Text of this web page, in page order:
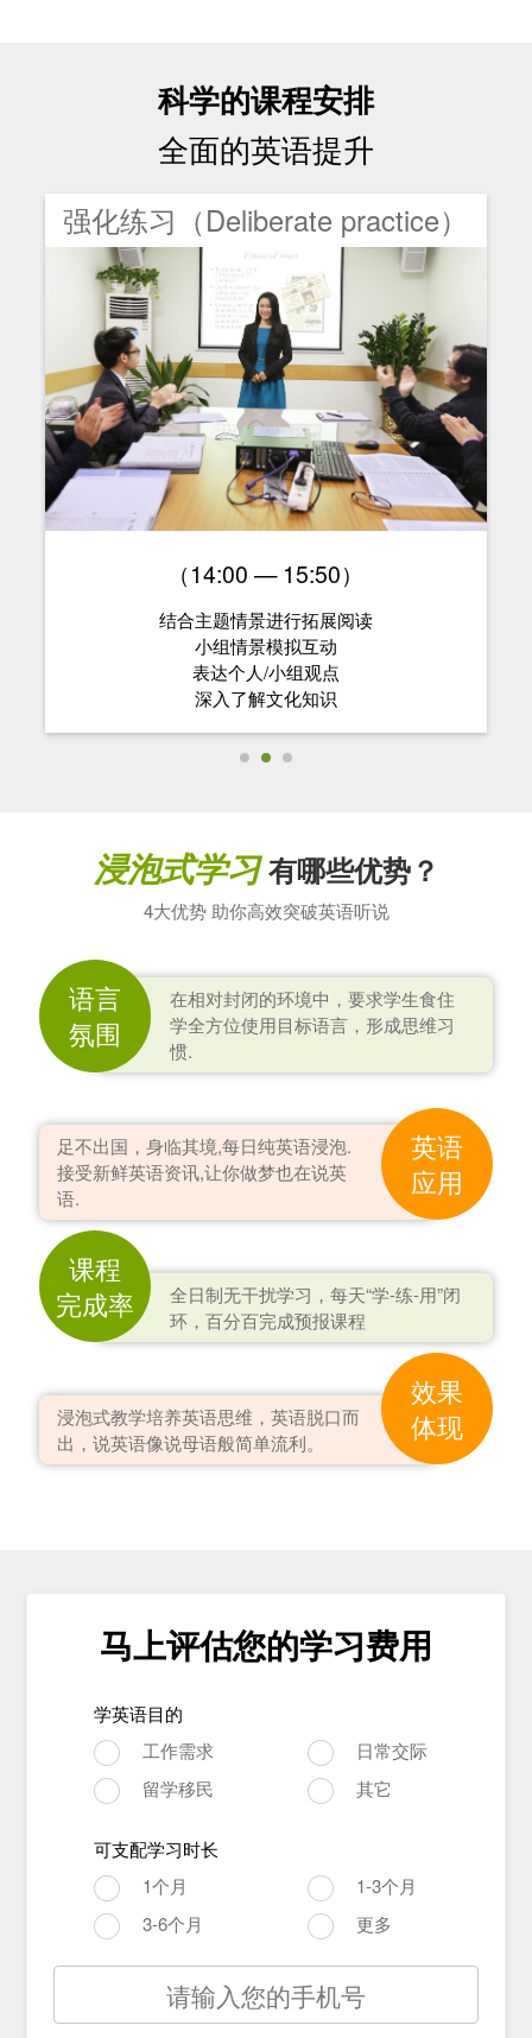
科学的课程安排
全面的英语提升
强化练习（Deliberate practice）
（14:00 — 15:50）
结合主题情景进行拓展阅读
小组情景模拟互动
表达个人/小组观点
深入了解文化知识
浸泡式学习有哪些优势？
4大优势 助你高效突破英语听说
语言
氛围
在相对封闭的环境中，要求学生食住
学全方位使用目标语言，形成思维习
惯.
英语
应用
足不出国，身临其境,每日纯英语浸泡.
接受新鲜英语资讯,让你做梦也在说英
语.
课程
完成率
全日制无干扰学习，每天“学-练-用”闭
环，百分百完成预报课程
效果
体现
浸泡式教学培养英语思维，英语脱口而
出，说英语像说母语般简单流利。
马上评估您的学习费用
学英语目的
工作需求
日常交际
留学移民
其它
可支配学习时长
1个月
1-3个月
3-6个月
更多